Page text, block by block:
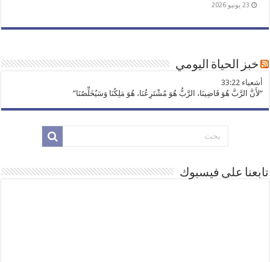
23 يونيو 2026
خبز الحياة اليومي
ﺃﺷﻌﻴﺎء 33:22
“لأَنَّ الرَّبَّ هُوَ قَاضِينَا، الرَّبُّ هُوَ مُشْتَرِعُنَا، هُوَ مَلِكُنَا وَسَيُخَلِّصُنَا”
تابعنا على فيسبوك